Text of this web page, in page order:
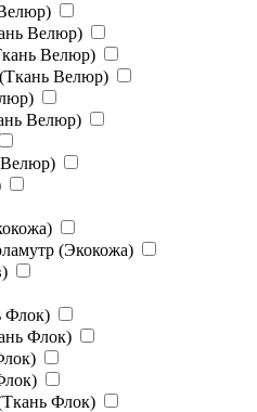
Велюр)
Велюр)
Велюр)
Велюр)
(Экокожа)
Флок)
Флок)
Флок)